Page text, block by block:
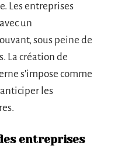
Les entreprises
un
sous peine de
La création de
s’impose comme
les
entreprises